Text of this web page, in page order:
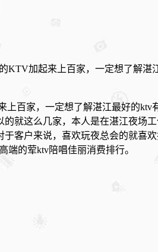
KTV加起来上百家，一定想了解
百家，一定想了解湛江最好的
就这么几家，本人是在湛江夜
客户来说，喜欢玩夜总会的就喜
端的荤ktv陪唱佳丽消费排行。